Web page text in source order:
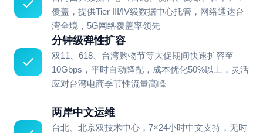
覆盖，提供Tier III/IV级数据中心托管，网络通达台
湾全境，5G网络覆盖率领先
分钟级弹性扩容
双11、618、台湾购物节等大促期间快速扩容至
10Gbps，平时自动降配，成本优化50%以上，灵活
应对台湾电商季节性流量高峰
两岸中文运维
台北、北京双技术中心，7×24小时中文支持，无时